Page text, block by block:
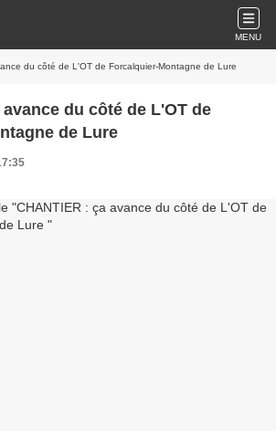
MENU
du côté de L'OT de Forcalquier-Montagne de Lure
avance du côté de L'OT de
de Lure